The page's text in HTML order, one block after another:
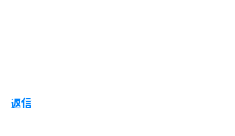
返信